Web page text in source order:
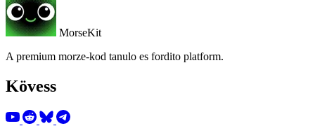
MorseKit
A premium morze-kod tanulo es fordito platform.
Kövess